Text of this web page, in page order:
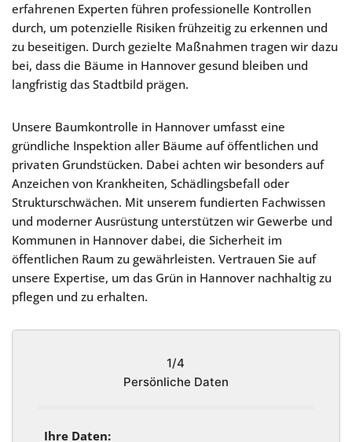
erfahrenen Experten führen professionelle Kontrollen
durch, um potenzielle Risiken frühzeitig zu erkennen und
zu beseitigen. Durch gezielte Maßnahmen tragen wir dazu
bei, dass die Bäume in Hannover gesund bleiben und
langfristig das Stadtbild prägen.
Unsere Baumkontrolle in Hannover umfasst eine
gründliche Inspektion aller Bäume auf öffentlichen und
privaten Grundstücken. Dabei achten wir besonders auf
Anzeichen von Krankheiten, Schädlingsbefall oder
Strukturschwächen. Mit unserem fundierten Fachwissen
und moderner Ausrüstung unterstützen wir Gewerbe und
Kommunen in Hannover dabei, die Sicherheit im
öffentlichen Raum zu gewährleisten. Vertrauen Sie auf
unsere Expertise, um das Grün in Hannover nachhaltig zu
pflegen und zu erhalten.
1/4
Persönliche Daten
Ihre Daten: